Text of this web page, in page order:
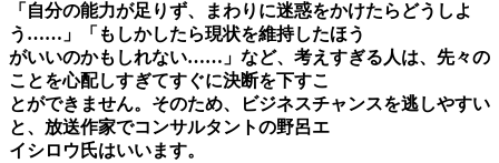
「自分の能力が足りず、まわりに迷惑をかけたらどうしよ
う……」「もしかしたら現状を維持したほう
がいいのかもしれない……」など、考えすぎる人は、先々の
ことを心配しすぎてすぐに決断を下すこ
とができません。そのため、ビジネスチャンスを逃しやすい
と、放送作家でコンサルタントの野呂エ
イシロウ氏はいいます。